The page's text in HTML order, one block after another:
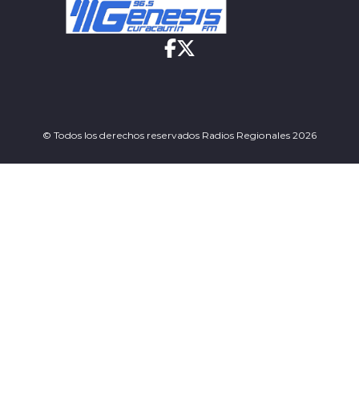
© Todos los derechos reservados Radios Regionales 2026